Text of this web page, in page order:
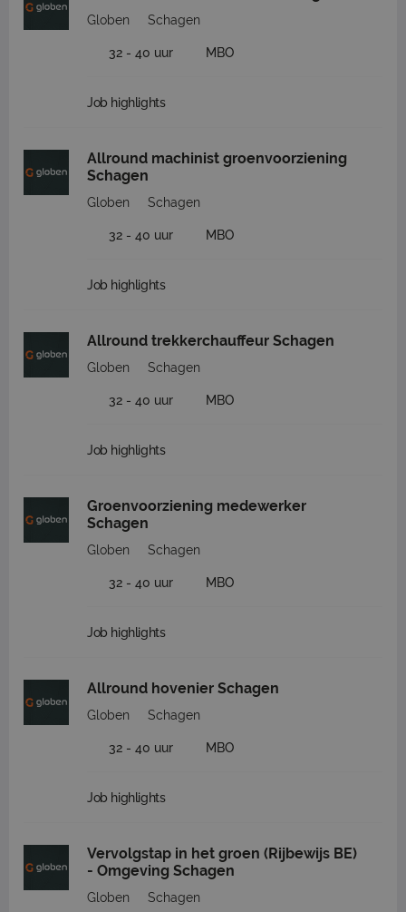
Globen Schagen
32 - 40 uur MBO
Job highlights
Allround machinist groenvoorziening
Schagen
Globen Schagen
32 - 40 uur MBO
Job highlights
Allround trekkerchauffeur Schagen
Globen Schagen
32 - 40 uur MBO
Job highlights
Groenvoorziening medewerker
Schagen
Globen Schagen
32 - 40 uur MBO
Job highlights
Allround hovenier Schagen
Globen Schagen
32 - 40 uur MBO
Job highlights
Vervolgstap in het groen (Rijbewijs BE)
- Omgeving Schagen
Globen Schagen